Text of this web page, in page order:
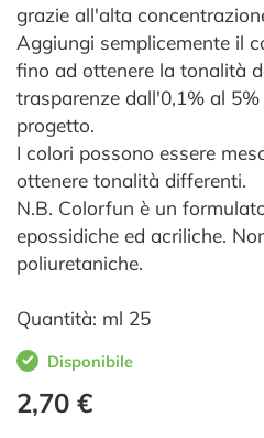
grazie all'alta
Aggiungi semplicemente il
fino ad ottenere la tonalità
trasparenze dall'0,1% al
progetto.
I colori possono essere
ottenere tonalità differenti.
N.B. Colorfun è un
epossidiche ed acriliche.
poliuretaniche.
Quantità: ml 25
Disponibile
2,70 €